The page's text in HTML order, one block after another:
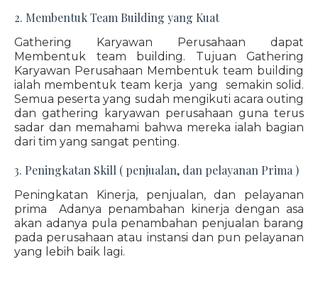
2. Membentuk Team Building yang Kuat
Gathering Karyawan Perusahaan dapat
Membentuk team building. Tujuan Gathering
Karyawan Perusahaan Membentuk team building
ialah membentuk team kerja yang semakin solid.
Semua peserta yang sudah mengikuti acara outing
dan gathering karyawan perusahaan guna terus
sadar dan memahami bahwa mereka ialah bagian
dari tim yang sangat penting.
3. Peningkatan Skill ( penjualan, dan pelayanan Prima )
Peningkatan Kinerja, penjualan, dan pelayanan
prima Adanya penambahan kinerja dengan asa
akan adanya pula penambahan penjualan barang
pada perusahaan atau instansi dan pun pelayanan
yang lebih baik lagi.